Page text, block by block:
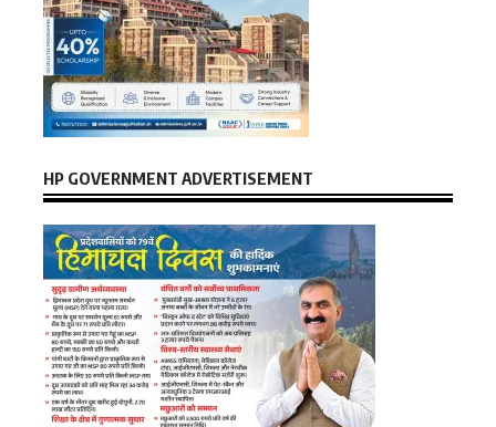
HP GOVERNMENT ADVERTISEMENT